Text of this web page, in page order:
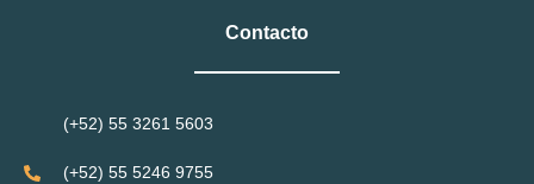
Contacto
(+52) 55 3261 5603
(+52) 55 5246 9755